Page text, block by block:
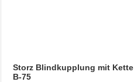
Storz Blindkupplung mit Kette
B-75